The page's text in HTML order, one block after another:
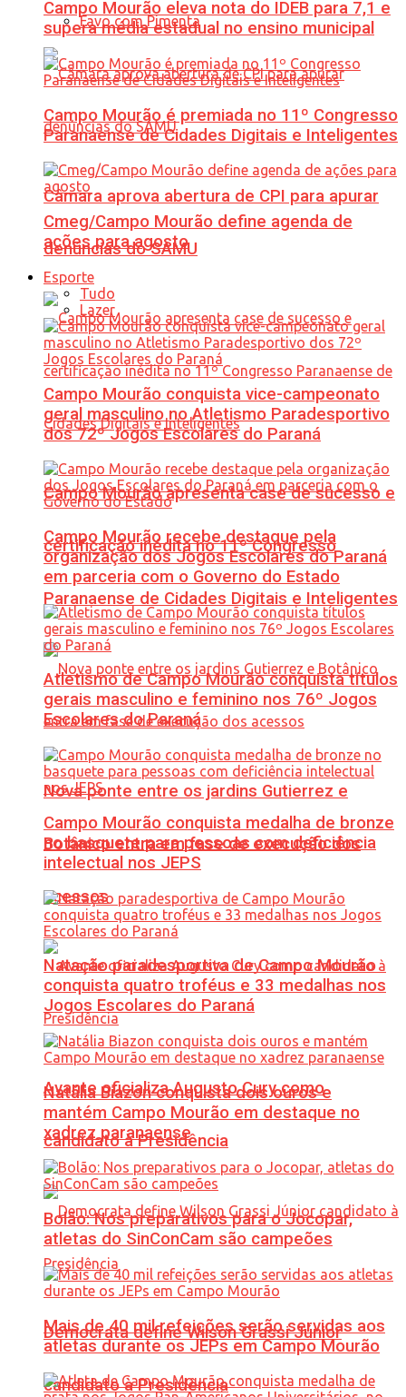
Favo com Pimenta
Câmara aprova abertura de CPI para apurar
denúncias do SAMU
Campo Mourão apresenta case de sucesso e
certificação inédita no 11º Congresso
Paranaense de Cidades Digitais e Inteligentes
Nova ponte entre os jardins Gutierrez e
Botânico entra em fase de execução dos
acessos
Avante oficializa Augusto Cury como
candidato à Presidência
Democrata define Wilson Grassi Júnior
candidato à Presidência
Campo Mourão eleva nota do IDEB para 7,1 e
supera média estadual no ensino municipal
Campo Mourão é premiada no 11º Congresso
Paranaense de Cidades Digitais e Inteligentes
Cmeg/Campo Mourão define agenda de
ações para agosto
Esporte
Tudo
Lazer
Campo Mourão conquista vice-campeonato
geral masculino no Atletismo Paradesportivo
dos 72º Jogos Escolares do Paraná
Campo Mourão recebe destaque pela
organização dos Jogos Escolares do Paraná
em parceria com o Governo do Estado
Atletismo de Campo Mourão conquista títulos
gerais masculino e feminino nos 76º Jogos
Escolares do Paraná
Campo Mourão conquista medalha de bronze
no basquete para pessoas com deficiência
intelectual nos JEPS
Natação paradesportiva de Campo Mourão
conquista quatro troféus e 33 medalhas nos
Jogos Escolares do Paraná
Natália Biazon conquista dois ouros e
mantém Campo Mourão em destaque no
xadrez paranaense
Bolão: Nos preparativos para o Jocopar,
atletas do SinConCam são campeões
Mais de 40 mil refeições serão servidas aos
atletas durante os JEPs em Campo Mourão